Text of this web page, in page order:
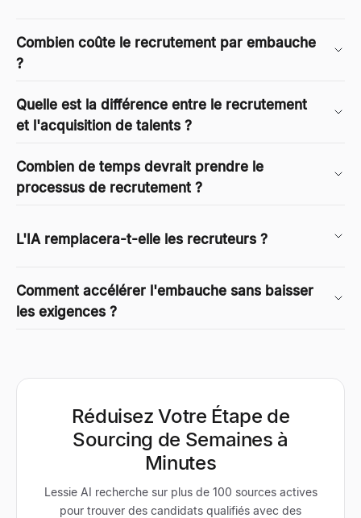
Combien coûte le recrutement par embauche
?
Quelle est la différence entre le recrutement
et l'acquisition de talents ?
Combien de temps devrait prendre le
processus de recrutement ?
L'IA remplacera-t-elle les recruteurs ?
Comment accélérer l'embauche sans baisser
les exigences ?
Réduisez Votre Étape de
Sourcing de Semaines à
Minutes
Lessie AI recherche sur plus de 100 sources actives
pour trouver des candidats qualifiés avec des